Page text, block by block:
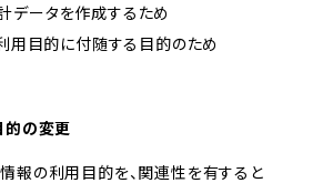
データを作成するため
利用目的に付随する目的のため
の変更
情報の利用目的を、関連性を有すると